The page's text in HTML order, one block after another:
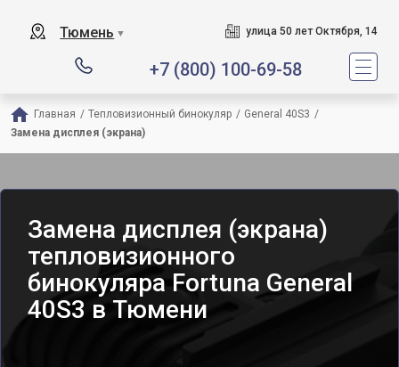
Тюмень ▼ улица 50 лет Октября, 14
+7 (800) 100-69-58
Главная / Тепловизионный бинокуляр / General 40S3 /
Замена дисплея (экрана)
Замена дисплея (экрана)
тепловизионного
бинокуляра Fortuna General
40S3 в Тюмени